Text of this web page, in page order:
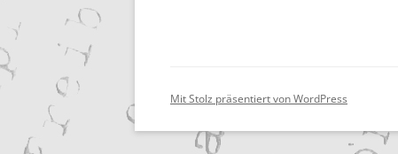
Mit Stolz präsentiert von WordPress